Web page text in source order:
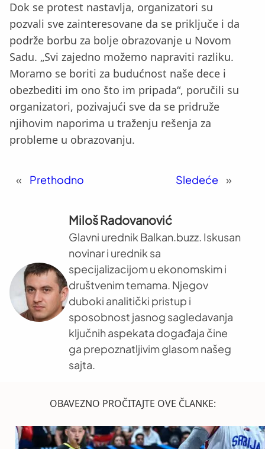
Dok se protest nastavlja, organizatori su
pozvali sve zainteresovane da se priključe i da
podrže borbu za bolje obrazovanje u Novom
Sadu. „Svi zajedno možemo napraviti razliku.
Moramo se boriti za budućnost naše dece i
obezbediti im ono što im pripada“, poručili su
organizatori, pozivajući sve da se pridruže
njihovim naporima u traženju rešenja za
probleme u obrazovanju.
« Prethodno Sledeće »
Miloš Radovanović
Glavni urednik Balkan.buzz. Iskusan
novinar i urednik sa
specijalizacijom u ekonomskim i
društvenim temama. Njegov
duboki analitički pristup i
sposobnost jasnog sagledavanja
ključnih aspekata događaja čine
ga prepoznatljivim glasom našeg
sajta.
OBAVEZNO PROČITAJTE OVE ČLANKE: